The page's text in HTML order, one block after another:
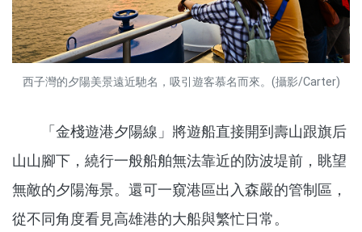
西子灣的夕陽美景遠近馳名，吸引遊客慕名而來。(攝影/Carter)
「金棧遊港夕陽線」將遊船直接開到壽山跟旗后
山山腳下，繞行一般船舶無法靠近的防波堤前，眺望
無敵的夕陽海景。還可一窺港區出入森嚴的管制區，
從不同角度看見高雄港的大船與繁忙日常。